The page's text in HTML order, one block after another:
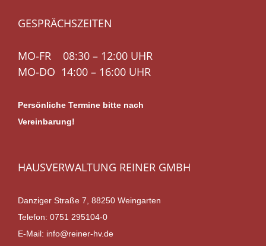
GESPRÄCHSZEITEN
MO-FR 08:30 – 12:00 UHR
MO-DO 14:00 – 16:00 UHR
Persönliche Termine bitte nach
Vereinbarung!
HAUSVERWALTUNG REINER GMBH
Danziger Straße 7, 88250 Weingarten
Telefon: 0751 295104-0
E-Mail: info@reiner-hv.de